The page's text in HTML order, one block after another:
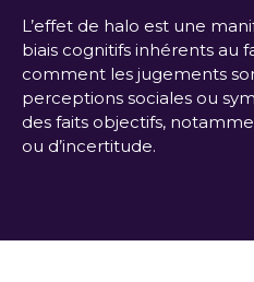
L’effet de halo est une
biais cognitifs inhérents au
comment les jugements
perceptions sociales ou
des faits objectifs,
ou d’incertitude.